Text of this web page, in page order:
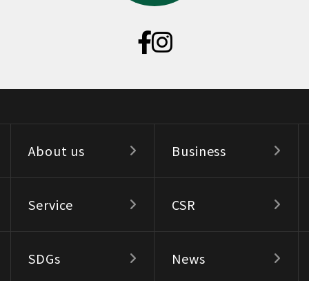
About us Business
Service CSR
SDGs News